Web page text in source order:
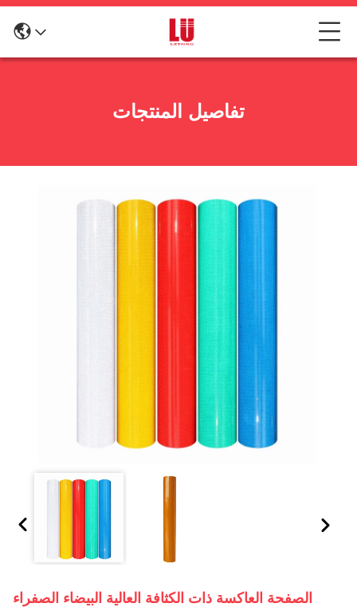
تفاصيل المنتجات
الصفحة العاكسة ذات الكثافة العالية البيضاء الصفراء